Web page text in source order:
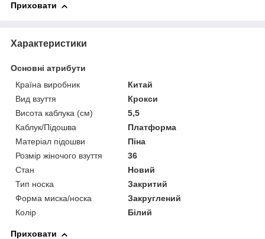
Приховати
Характеристики
Основні атрибути
Країна виробник
Китай
Вид взуття
Крокси
Висота каблука (см)
5,5
Каблук/Підошва
Платформа
Матеріал підошви
Піна
Розмір жіночого взуття
36
Стан
Новий
Тип носка
Закритий
Форма миска/носка
Закруглений
Колір
Білий
Приховати